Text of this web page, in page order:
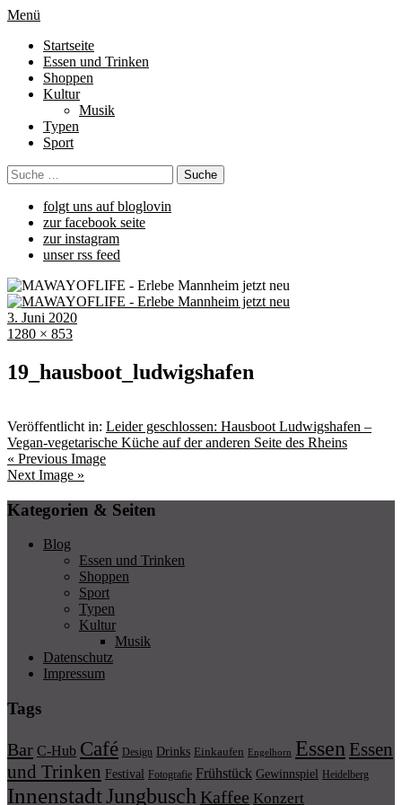
Menü
Startseite
Essen und Trinken
Shoppen
Kultur
Musik
Typen
Sport
folgt uns auf bloglovin
zur facebook seite
zur instagram
unser rss feed
3. Juni 2020
1280 × 853
19_hausboot_ludwigshafen
Veröffentlicht in: Leider geschlossen: Hausboot Ludwigshafen –
Vegan-vegetarische Küche auf der anderen Seite des Rheins
« Previous Image
Next Image »
Kategorien & Seiten
Blog
Essen und Trinken
Shoppen
Sport
Typen
Kultur
Musik
Datenschutz
Impressum
Tags
Bar C-Hub Café Design Drinks Einkaufen Engelhorn Essen Essen
und Trinken Festival Fotografie Frühstück Gewinnspiel Heidelberg
InnenstadtJungbusch Kaffee Konzert